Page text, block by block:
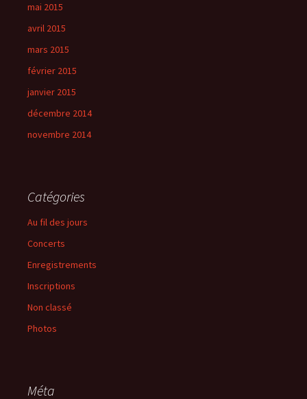
mai 2015
avril 2015
mars 2015
février 2015
janvier 2015
décembre 2014
novembre 2014
Catégories
Au fil des jours
Concerts
Enregistrements
Inscriptions
Non classé
Photos
Méta